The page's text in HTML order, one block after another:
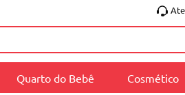
Quarto do Bebê Cosmético